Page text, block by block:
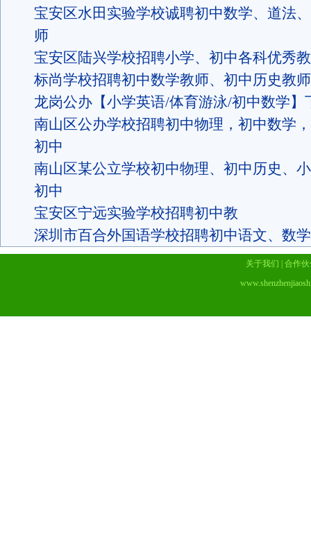
宝安区水田实验学校诚聘初中数学、道法
师
宝安区陆兴学校招聘小学、初中各科优秀
标尚学校招聘初中数学教师、初中历史教师
龙岗公办【小学英语/体育游泳/初中数学】
南山区公办学校招聘初中物理，初中数学
初中
南山区某公立学校初中物理、初中历史、
初中
宝安区宁远实验学校招聘初中教
深圳市百合外国语学校招聘初中语文、数
关于我们
合作